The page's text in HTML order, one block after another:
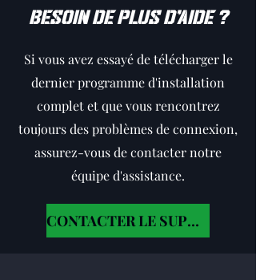
Besoin de plus d'aide ?
Si vous avez essayé de télécharger le
dernier programme d'installation
complet et que vous rencontrez
toujours des problèmes de connexion,
assurez-vous de contacter notre
équipe d'assistance.
CONTACTER LE SUPPORT